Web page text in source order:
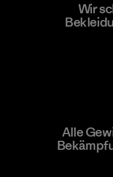
Wir
Alle